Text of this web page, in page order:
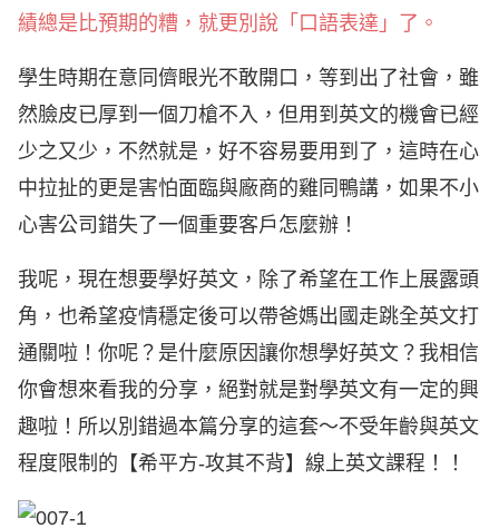
績總是比預期的糟，就更別說「口語表達」了。
學生時期在意同儕眼光不敢開口，等到出了社會，雖
然臉皮已厚到一個刀槍不入，但用到英文的機會已經
少之又少，不然就是，好不容易要用到了，這時在心
中拉扯的更是害怕面臨與廠商的雞同鴨講，如果不小
心害公司錯失了一個重要客戶怎麼辦！
我呢，現在想要學好英文，除了希望在工作上展露頭
角，也希望疫情穩定後可以帶爸媽出國走跳全英文打
通關啦！你呢？是什麼原因讓你想學好英文？我相信
你會想來看我的分享，絕對就是對學英文有一定的興
趣啦！所以別錯過本篇分享的這套～不受年齡與英文
程度限制的【希平方-攻其不背】線上英文課程！！